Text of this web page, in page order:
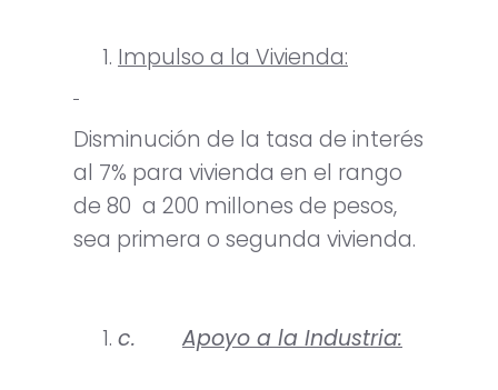
Impulso a la Vivienda:
Disminución de la tasa de interés
al 7% para vivienda en el rango
de 80 a 200 millones de pesos,
sea primera o segunda vivienda.
c. Apoyo a la Industria: